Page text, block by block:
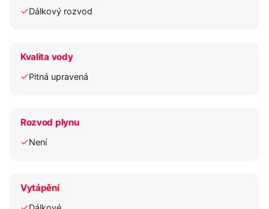
Dálkový rozvod
Kvalita vody
Pitná upravená
Rozvod plynu
Není
Vytápění